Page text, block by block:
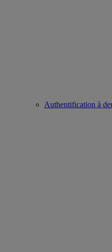
Authentification à